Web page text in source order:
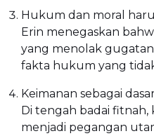
Hukum dan moral
Erin menegaskan
yang menolak
fakta hukum yang
Keimanan sebagai
Di tengah badai fitnah,
menjadi pegangan